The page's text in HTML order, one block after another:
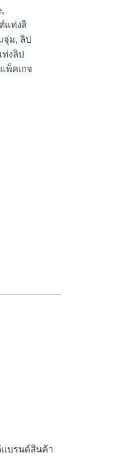
,
แท่งลิ
จุ่ม, ลิป
ท่งลิป
พ็คเกจ
บรนด์สินค้า